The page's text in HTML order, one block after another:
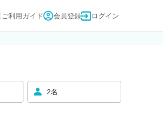
ご利用ガイド 会員登録 ログイン
2名